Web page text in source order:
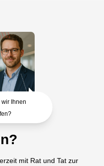
wir Ihnen
mit Rat und Tat zur